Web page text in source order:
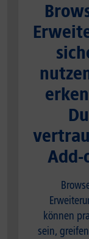
Du
Add-
können
sein,